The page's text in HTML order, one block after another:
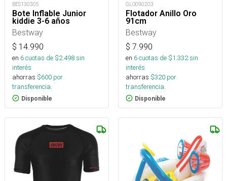
BES130305
Bote Inflable Junior
kiddie 3-6 años
Bestway
$ 14.990
en 6cuotas de $2.498sin
interés
ahorras $600 por
transferencia.
Disponible
GLO090203
Flotador Anillo Oro
91cm
Bestway
$ 7.990
en 6cuotas de $1.332sin
interés
ahorras $320 por
transferencia.
Disponible